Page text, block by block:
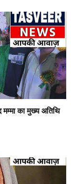
मम्मा का मुख्य अतिथि